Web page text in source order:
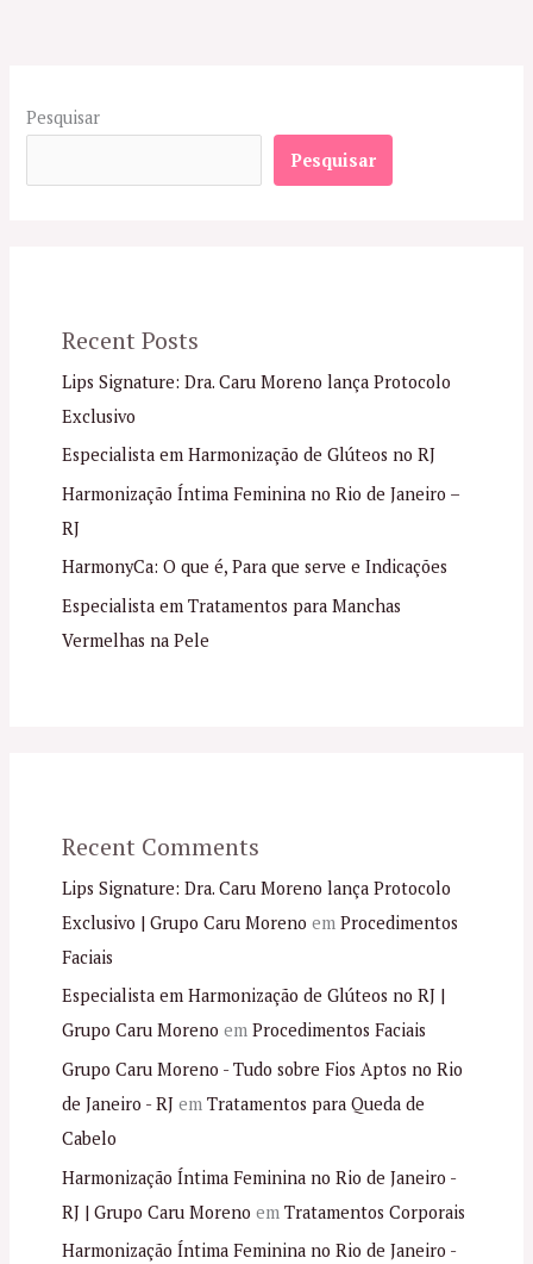
Pesquisar
Pesquisar
Recent Posts
Lips Signature: Dra. Caru Moreno lança Protocolo
Exclusivo
Especialista em Harmonização de Glúteos no RJ
Harmonização Íntima Feminina no Rio de Janeiro –
RJ
HarmonyCa: O que é, Para que serve e Indicações
Especialista em Tratamentos para Manchas
Vermelhas na Pele
Recent Comments
Lips Signature: Dra. Caru Moreno lança Protocolo
Exclusivo | Grupo Caru Moreno em Procedimentos
Faciais
Especialista em Harmonização de Glúteos no RJ |
Grupo Caru Moreno em Procedimentos Faciais
Grupo Caru Moreno - Tudo sobre Fios Aptos no Rio
de Janeiro - RJem Tratamentos para Queda de
Cabelo
Harmonização Íntima Feminina no Rio de Janeiro -
RJ | Grupo Caru Moreno em Tratamentos Corporais
Harmonização Íntima Feminina no Rio de Janeiro -